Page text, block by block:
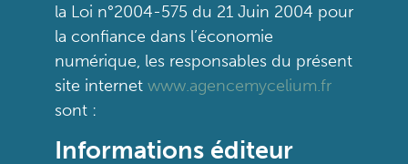
la Loi n°2004-575 du 21 Juin 2004 pour
la confiance dans l’économie
numérique, les responsables du présent
site internet www.agencemycelium.fr
sont :
Informations éditeur